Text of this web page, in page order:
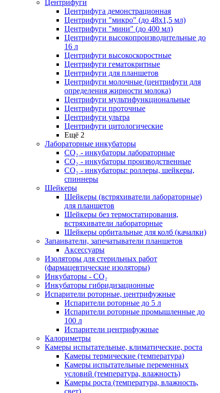
Центрифуги
Центрифуга демонстрационная
Центрифуги "микро" (до 48x1,5 мл)
Центрифуги "мини" (до 400 мл)
Центрифуги высокопроизводительные до
16 л
Центрифуги высокоскоростные
Центрифуги гематокритные
Центрифуги для планшетов
Центрифуги молочные (центрифуги для
определения жирности молока)
Центрифуги мультифункциональные
Центрифуги проточные
Центрифуги ультра
Центрифуги цитологические
Ещё 2
Лабораторные инкубаторы
СО₂ - инкубаторы лабораторные
СО₂ - инкубаторы производственные
СО₂ - инкубаторы: роллеры, шейкеры,
спиннеры
Шейкеры
Шейкеры (встряхиватели лабораторные)
для планшетов
Шейкеры без термостатирования,
встряхиватели лабораторные
Шейкеры орбитальные для колб (качалки)
Запаиватели, запечатыватели планшетов
Аксессуары
Изоляторы для стерильных работ
(фармацевтические изоляторы)
Инкубаторы - CO₂
Инкубаторы гибридизационные
Испарители роторные, центрифужные
Испарители роторные до 5 л
Испарители роторные промышленные до
100 л
Испарители центрифужные
Калориметры
Камеры испытательные, климатические, роста
Камеры термические (температура)
Камеры испытательные переменных
условий (температура, влажность)
Камеры роста (температура, влажность,
свет)